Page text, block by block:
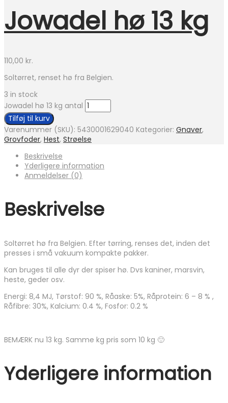
Jowadel hø 13 kg
110,00 kr.
Soltørret, renset hø fra Belgien.
3 in stock
Jowadel hø 13 kg antal
Tilføj til kurv
Varenummer (SKU): 5430001629040 Kategorier: Gnaver,
Grovfoder, Hest, Strøelse
Beskrivelse
Yderligere information
Anmeldelser (0)
Beskrivelse
Soltørret hø fra Belgien. Efter tørring, renses det, inden det
presses i små vakuum kompakte pakker.
Kan bruges til alle dyr der spiser hø. Dvs kaniner, marsvin,
heste, geder osv.
Energi: 8,4 MJ, Tørstof: 90 %, Råaske: 5%, Råprotein: 6 – 8 % ,
Råfibre: 30%, Kalcium: 0.4 %, Fosfor: 0.2 %
BEMÆRK nu 13 kg. Samme kg pris som 10 kg 🙂
Yderligere information